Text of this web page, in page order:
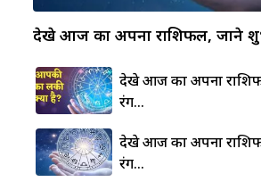
देखे आज का अपना राशिफल, जाने
देखे आज का अपना
रंग…
देखे आज का अपना
रंग…